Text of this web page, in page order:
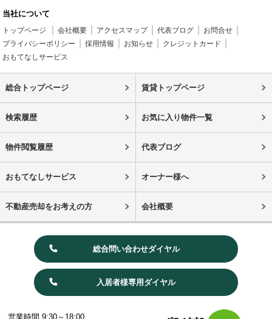
当社について
トップページ 会社概要 アクセスマップ 代表ブログ
お問合せ
プライバシーポリシー
採用情報 お知らせ
クレジットカード
おもてなしサービス
総合トップページ 賃貸トップページ
検索履歴 お気に入り物件一覧
物件閲覧履歴 代表ブログ
おもてなしサービス オーナー様へ
不動産売却をお考えの方 会社概要
総合問い合わせダイヤル
入居者様専用ダイヤル
営業時間 9:30～18:00